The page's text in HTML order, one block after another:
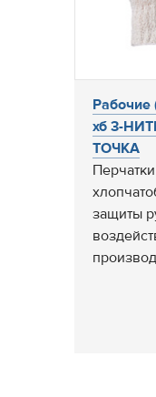
Рабочие
хб 3-
ТОЧКА
защиты